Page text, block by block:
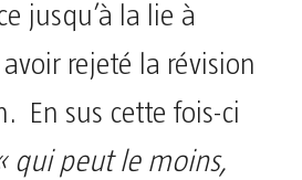
jusqu’à la lie à
avoir rejeté la révision
En sus cette fois-ci
qui peut le moins,